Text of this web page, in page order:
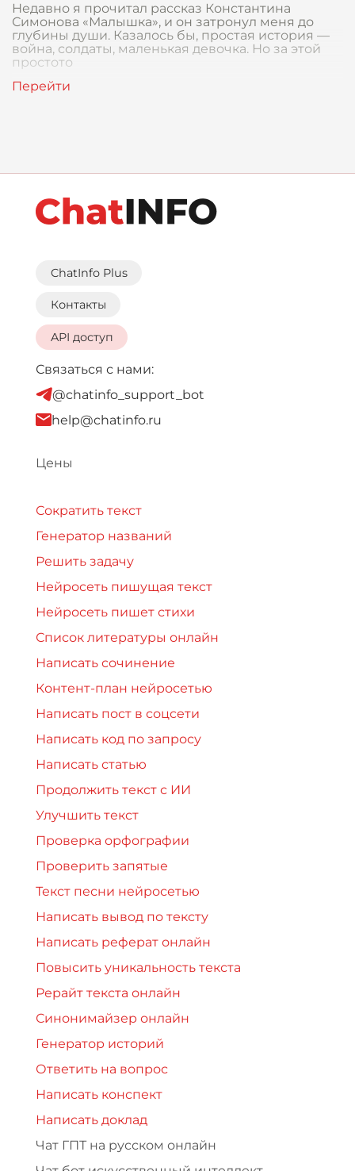
Недавно я прочитал рассказ Константина
Симонова «Малышка», и он затронул меня до
глубины души. Казалось бы, простая история —
война, солдаты, маленькая девочка. Но за этой
простото
ChatInfo Plus
Контакты
API доступ
Связаться с нами:
@chatinfo_support_bot
help@chatinfo.ru
Цены
Сократить текст
Генератор названий
Решить задачу
Нейросеть пишущая текст
Нейросеть пишет стихи
Список литературы онлайн
Написать сочинение
Контент-план нейросетью
Написать пост в соцсети
Написать код по запросу
Написать статью
Продолжить текст с ИИ
Улучшить текст
Проверка орфографии
Проверить запятые
Текст песни нейросетью
Написать вывод по тексту
Написать реферат онлайн
Повысить уникальность текста
Рерайт текста онлайн
Синонимайзер онлайн
Генератор историй
Ответить на вопрос
Написать конспект
Написать доклад
Чат ГПТ на русском онлайн